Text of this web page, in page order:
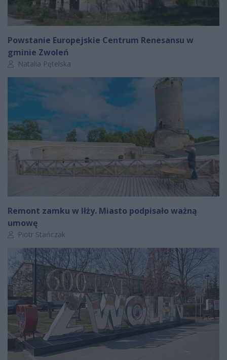
Powstanie Europejskie Centrum Renesansu w
gminie Zwoleń
Autor artykułu:
Natalia Pętelska
Remont zamku w Iłży. Miasto podpisało ważną
umowę
Autor artykułu:
Piotr Stańczak